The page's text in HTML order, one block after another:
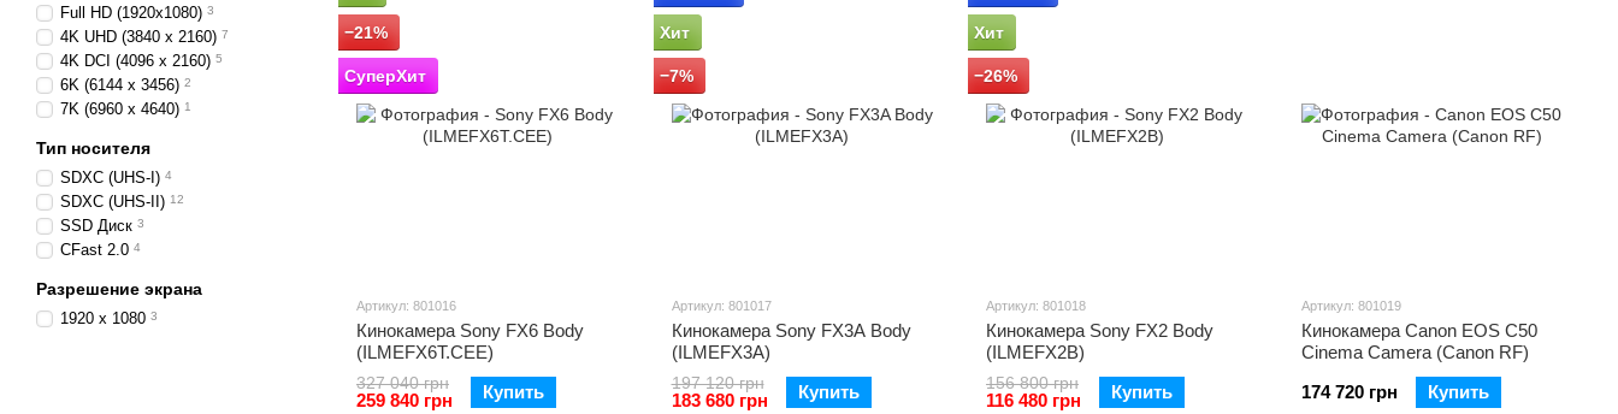
−21%
СуперХит
Артикул: 801016
Кинокамера Sony FX6 Body
(ILMEFX6T.CEE)
327 040 грн
259 840 грн Купить
Хит
−7%
Артикул: 801017
Кинокамера Sony FX3A Body
(ILMEFX3A)
197 120 грн
183 680 грн Купить
Хит
−26%
Артикул: 801018
Кинокамера Sony FX2 Body
(ILMEFX2B)
156 800 грн
116 480 грн Купить
Артикул: 801019
Кинокамера Canon EOS C50
Cinema Camera (Canon RF)
174 720 грн
Купить
Full HD (1920x1080) 3
4K UHD (3840 х 2160) 7
4K DCI (4096 x 2160) 5
6K (6144 x 3456) 2
7K (6960 x 4640) 1
Тип носителя
SDXC (UHS-I) 4
SDXC (UHS-II) 12
SSD Диск 3
CFast 2.0 4
Разрешение экрана
1920 x 1080 3